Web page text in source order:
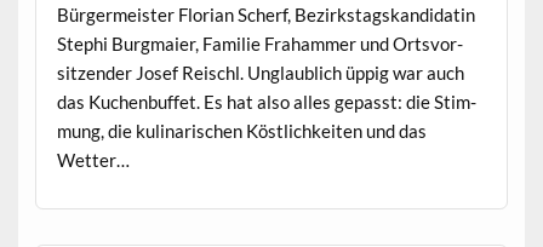
Bürg­er­meis­ter Flo­ri­an Scherf, Bezirk­stagskan­di­datin
Stephi Burgmaier, Fam­i­lie Fra­ham­mer und Ortsvor­
sitzen­der Josef Reis­chl. Unglaublich üppig war auch
das Kuchen­buf­fet. Es hat also alles gepasst: die Stim­
mung, die kuli­nar­ischen Köstlichkeit­en und das
Wetter…